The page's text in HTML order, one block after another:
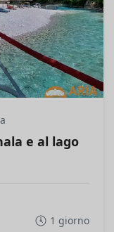
e al lago
1 giorno